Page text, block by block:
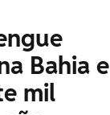
Bahia e
mil